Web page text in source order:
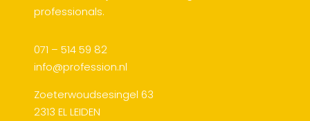
professionals.
071 – 514 59 82
info@profession.nl
Zoeterwoudsesingel 63
2313 EL LEIDEN